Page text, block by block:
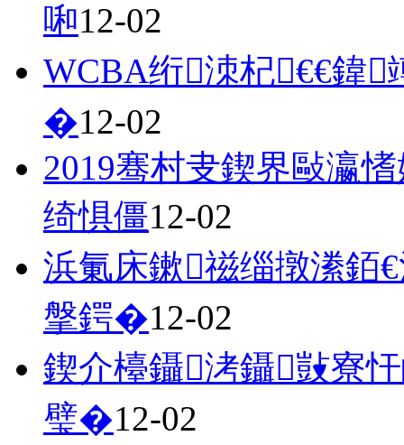
啝12-02
WCBA绗洓杞€€鍏
�12-02
2019骞村叏鍥界敺瀛
绮惧僵12-02
浜氭床鏉禌缁撴潫銆
搫鍔�12-02
鍥介檯鑷洘鑷敱寮
璧�12-02